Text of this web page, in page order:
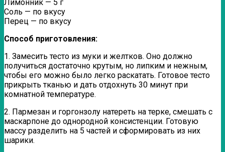
Лимонник — 5 г
Соль — по вкусу
Перец — по вкусу
Способ приготовления:
1. Замесить тесто из муки и желтков. Оно должно
получиться достаточно крутым, но липким и нежным,
чтобы его можно было легко раскатать. Готовое тесто
прикрыть тканью и дать отдохнуть 30 минут при
комнатной температуре.
2. Пармезан и горгонзолу натереть на терке, смешать с
маскарпоне до однородной консистенции. Готовую
массу разделить на 5 частей и сформировать из них
шарики.